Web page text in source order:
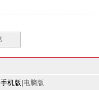
机版|电脑版